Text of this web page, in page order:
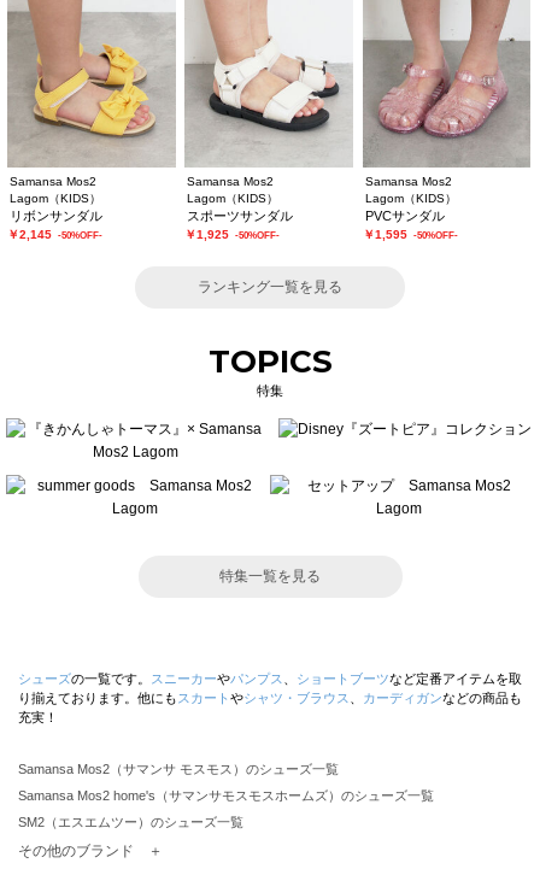
Samansa Mos2
Lagom（KIDS）
リボンサンダル
￥2,145 -50%OFF-
Samansa Mos2
Lagom（KIDS）
スポーツサンダル
￥1,925 -50%OFF-
Samansa Mos2
Lagom（KIDS）
PVCサンダル
￥1,595 -50%OFF-
ランキング一覧を見る
TOPICS
特集
特集一覧を見る
シューズの一覧です。 スニーカーやパンプス ショートブーツなど定番アイテムを取
り揃えております。他にも スカート やシャツ・ブラウス カーディガンなどの商品も
充実！
Samansa Mos2（サマンサ モスモス）のシューズ一覧
Samansa Mos2 home's（サマンサモスモスホームズ）のシューズ一覧
SM2（エスエムツー）のシューズ一覧
TSUHARU by Samansa Mos2（ツハルバイサマンサモスモス）のシューズ一覧
その他のブランド ＋